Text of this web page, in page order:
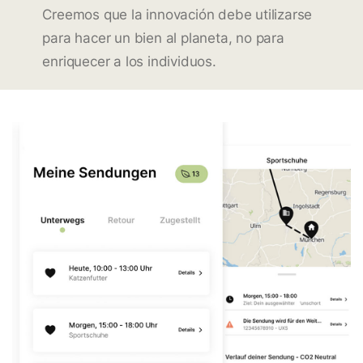
Creemos que la innovación debe utilizarse
para hacer un bien al planeta, no para
enriquecer a los individuos.